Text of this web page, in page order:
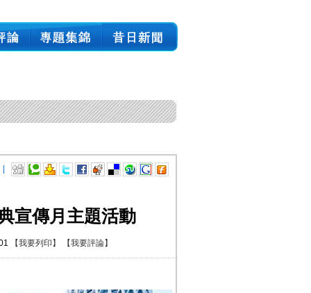
宣傳月主題活動
【我要列印】 【我要評論】